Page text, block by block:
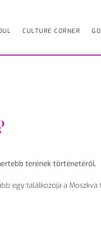
CULTURE CORNER
terének történetéről.
egy találkozója a Moszkva